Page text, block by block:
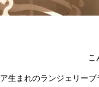
こ
生まれのランジェリー